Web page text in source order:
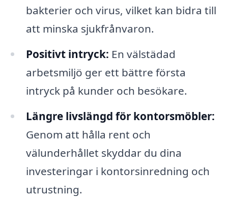
bakterier och virus, vilket kan bidra till
att minska sjukfrånvaron.
Positivt intryck: En välstädad
arbetsmiljö ger ett bättre första
intryck på kunder och besökare.
Längre livslängd för kontorsmöbler:
Genom att hålla rent och
välunderhållet skyddar du dina
investeringar i kontorsinredning och
utrustning.